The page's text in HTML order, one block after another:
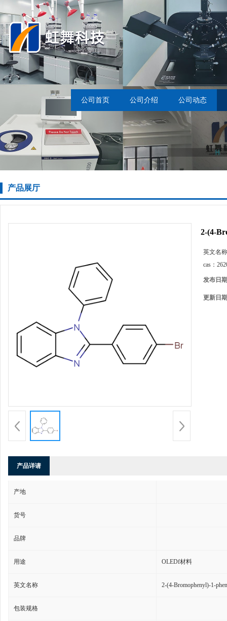
公司首页 公司介绍 公司动态
产品展厅
2-(4-
英文名
cas：
发布日
更新日
产品详请
产地
货号
品牌
用途 OLEDf材料
英文名称 2-(4-Bromophenyl)-1-
包装规格